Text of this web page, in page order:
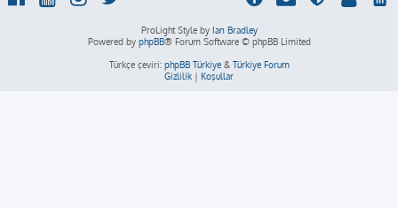
ProLight Style by Ian Bradley
Powered by phpBB® Forum Software © phpBB Limited
Türkçe çeviri: phpBB Türkiye& Türkiye Forum
Gizlilik | Koşullar